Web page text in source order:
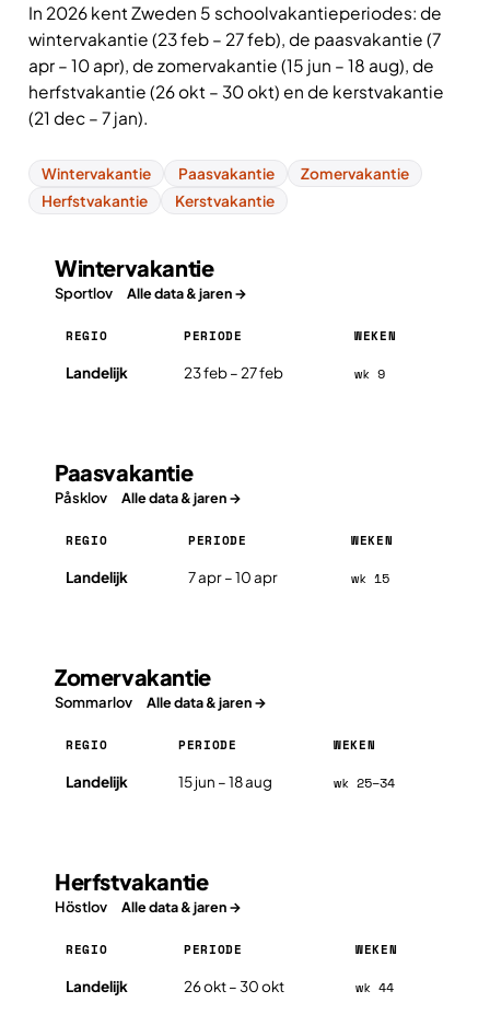
In 2026 kent Zweden 5 schoolvakantieperiodes: de
wintervakantie (23 feb – 27 feb), de paasvakantie (7
apr – 10 apr), de zomervakantie (15 jun – 18 aug), de
herfstvakantie (26 okt – 30 okt) en de kerstvakantie
(21 dec – 7 jan).
Wintervakantie Paasvakantie
Zomervakantie
Herfstvakantie
Kerstvakantie
Wintervakantie
Sportlov Alle data & jaren →
Wintervakantie in Zweden 2026, per regio
REGIO PERIODE WEKEN
Landelijk 23 feb – 27 feb wk 9
Paasvakantie
Påsklov Alle data & jaren →
Paasvakantie in Zweden 2026, per regio
REGIO PERIODE WEKEN
Landelijk 7 apr – 10 apr wk 15
Zomervakantie
Sommarlov Alle data & jaren →
Zomervakantie in Zweden 2026, per regio
REGIO PERIODE WEKEN
Landelijk 15 jun – 18 aug wk 25–34
Herfstvakantie
Höstlov Alle data & jaren →
Herfstvakantie in Zweden 2026, per regio
REGIO PERIODE WEKEN
Landelijk 26 okt – 30 okt wk 44